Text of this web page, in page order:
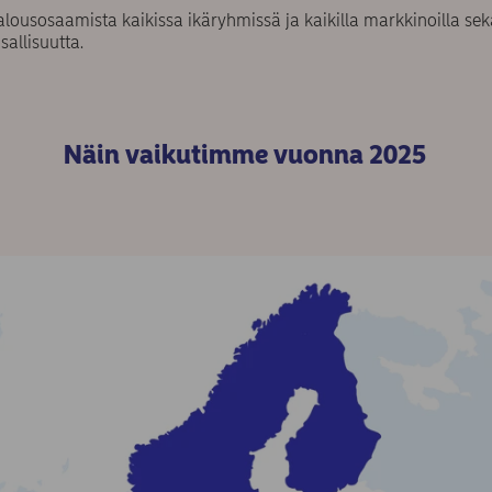
kaikissa ikäryhmissä ja kaikilla markkinoilla
Näin vaikutimme vuonna 2025